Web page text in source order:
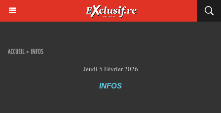
ACCUEIL > INFOS
Jeudi 5 Février 2026
INFOS